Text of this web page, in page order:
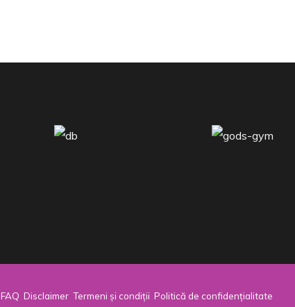
FAQ Disclaimer Termeni și condiții Politică de confidențialitate